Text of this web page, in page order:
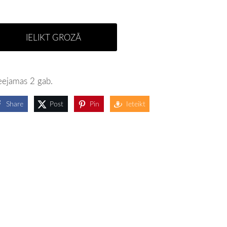
IELIKT GROZĀ
2 gab.
Share Post Pin Ieteikt